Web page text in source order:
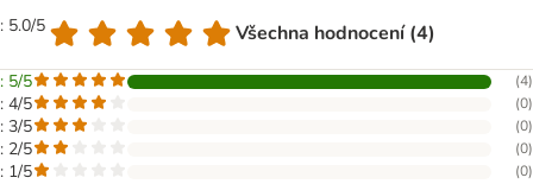
: 5.0/5 Všechna hodnocení (4)
: 5/5 (4)
: 4/5 (0)
: 3/5 (0)
: 2/5 (0)
: 1/5 (0)